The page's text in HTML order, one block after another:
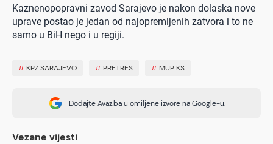
Kaznenopopravni zavod Sarajevo je nakon dolaska nove
uprave postao je jedan od najopremljenih zatvora i to ne
samo u BiH nego i u regiji.
# KPZ SARAJEVO # PRETRES # MUP KS
Dodajte Avaz.ba u omiljene izvore na Google-u.
Vezane vijesti